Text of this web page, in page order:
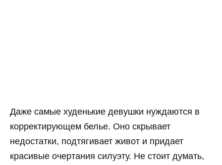
Даже самые худенькие девушки нуждаются в
корректирующем белье. Оно скрывает
недостатки, подтягивает живот и придает
красивые очертания силуэту. Не стоит думать,